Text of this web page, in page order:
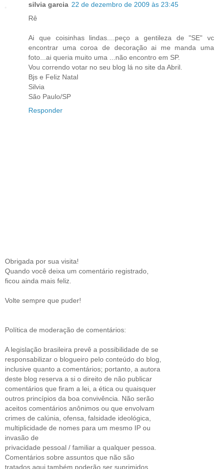
silvia garcia 22 de dezembro de 2009 às 23:45
Rê
Ai que coisinhas lindas....peço a gentileza de "SE" vc
encontrar uma coroa de decoração ai me manda uma
foto...ai queria muito uma ...não encontro em SP.
Vou correndo votar no seu blog lá no site da Abril.
Bjs e Feliz Natal
Silvia
São Paulo/SP
Responder
Obrigada por sua visita!
Quando você deixa um comentário registrado,
ficou ainda mais feliz.
Volte sempre que puder!
Política de moderação de comentários:
A legislação brasileira prevê a possibilidade de se
responsabilizar o blogueiro pelo conteúdo do blog,
inclusive quanto a comentários; portanto, a autora
deste blog reserva a si o direito de não publicar
comentários que firam a lei, a ética ou quaisquer
outros princípios da boa convivência. Não serão
aceitos comentários anônimos ou que envolvam
crimes de calúnia, ofensa, falsidade ideológica,
multiplicidade de nomes para um mesmo IP ou
invasão de
privacidade pessoal / familiar a qualquer pessoa.
Comentários sobre assuntos que não são
tratados aqui também poderão ser suprimidos,